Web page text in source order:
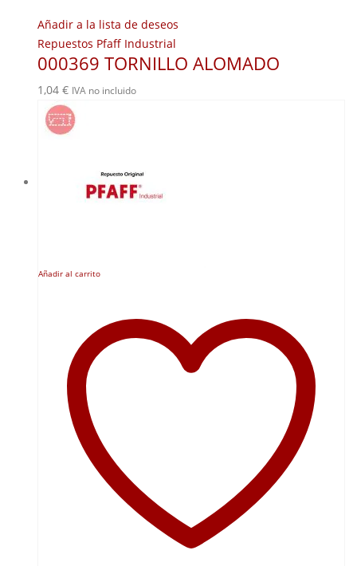
Añadir a la lista de deseos
Repuestos Pfaff Industrial
000369 TORNILLO ALOMADO
1,04 € IVA no incluido
Añadir al carrito